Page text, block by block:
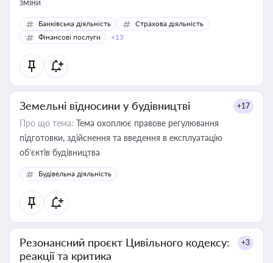
зміни
Банківська діяльність
Страхова діяльність
Фінансові послуги
+13
Земельні відносини у будівництві +17
Про що тема: Тема охоплює правове регулювання
підготовки, здійснення та введення в експлуатацію
об’єктів будівництва
Будівельна діяльність
Резонансний проєкт Цивільного кодексу:
реакції та критика
+3